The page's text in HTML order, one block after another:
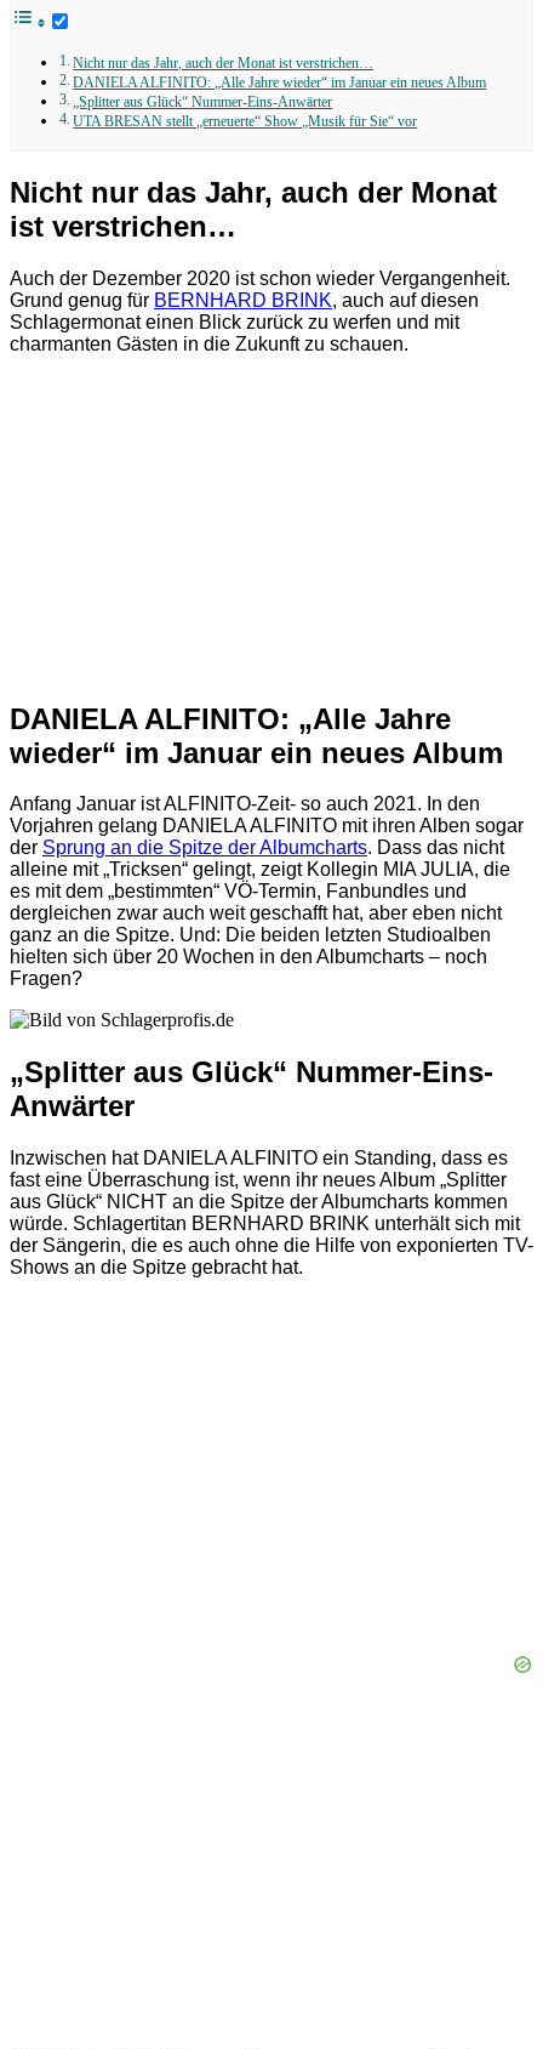
Nicht nur das Jahr, auch der Monat ist verstrichen…
DANIELA ALFINITO: „Alle Jahre wieder“ im Januar ein neues Album
„Splitter aus Glück“ Nummer-Eins-Anwärter
UTA BRESAN stellt „erneuerte“ Show „Musik für Sie“ vor
Nicht nur das Jahr, auch der Monat
ist verstrichen…
Auch der Dezember 2020 ist schon wieder Vergangenheit.
Grund genug für BERNHARD BRINK, auch auf diesen
Schlagermonat einen Blick zurück zu werfen und mit
charmanten Gästen in die Zukunft zu schauen.
DANIELA ALFINITO: „Alle Jahre
wieder“ im Januar ein neues Album
Anfang Januar ist ALFINITO-Zeit- so auch 2021. In den
Vorjahren gelang DANIELA ALFINITO mit ihren Alben sogar
der Sprung an die Spitze der Albumcharts. Dass das nicht
alleine mit „Tricksen“ gelingt, zeigt Kollegin MIA JULIA, die
es mit dem „bestimmten“ VÖ-Termin, Fanbundles und
dergleichen zwar auch weit geschafft hat, aber eben nicht
ganz an die Spitze. Und: Die beiden letzten Studioalben
hielten sich über 20 Wochen in den Albumcharts – noch
Fragen?
„Splitter aus Glück“ Nummer-Eins-
Anwärter
Inzwischen hat DANIELA ALFINITO ein Standing, dass es
fast eine Überraschung ist, wenn ihr neues Album „Splitter
aus Glück“ NICHT an die Spitze der Albumcharts kommen
würde. Schlagertitan BERNHARD BRINK unterhält sich mit
der Sängerin, die es auch ohne die Hilfe von exponierten TV-
Shows an die Spitze gebracht hat.